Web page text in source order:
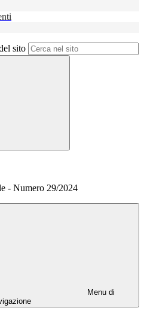
sito
- Numero 29/2024
Menu di